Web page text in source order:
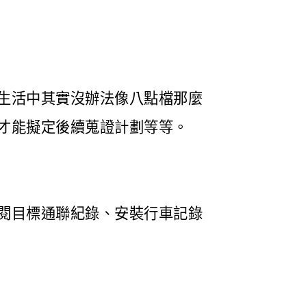
活中其實沒辦法像八點檔那麼
能擬定後續蒐證計劃等等。
目標通聯紀錄、安裝行車記錄